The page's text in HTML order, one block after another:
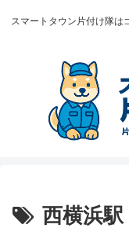
スマートタウン片付け隊は
西横浜駅